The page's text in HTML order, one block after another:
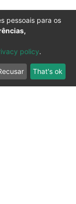
pessoais para os
policy.
That's ok